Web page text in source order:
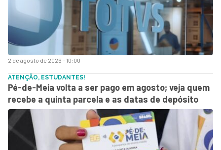
2 de agosto de 2026 - 10:00
ATENÇÃO, ESTUDANTES!
Pé-de-Meia volta a ser pago em agosto; veja quem
recebe a quinta parcela e as datas de depósito